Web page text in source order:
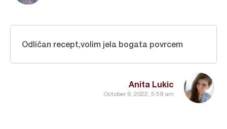
Anita Lukic
October 6, 2022, 5:59 am
Odličan recept,volim jela bogata povrcem